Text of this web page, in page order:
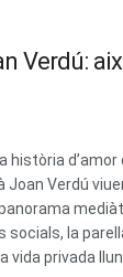
Verdú:
història
Joan Verdú
socials, la
privada